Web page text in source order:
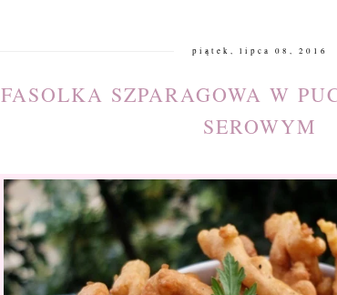
piątek, lipca 08, 2016
FASOLKA SZPARAGOWA W
SEROWYM